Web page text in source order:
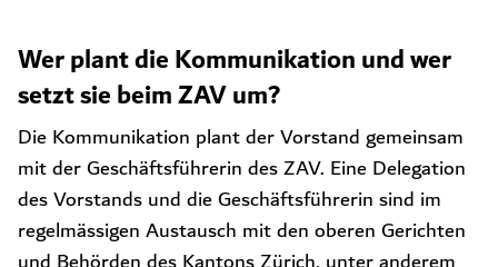
Wer plant die Kommunikation und wer
setzt sie beim ZAV um?
Die Kommunikation plant der Vorstand gemeinsam
mit der Geschäftsführerin des ZAV. Eine Delegation
des Vorstands und die Geschäftsführerin sind im
regelmässigen Austausch mit den oberen Gerichten